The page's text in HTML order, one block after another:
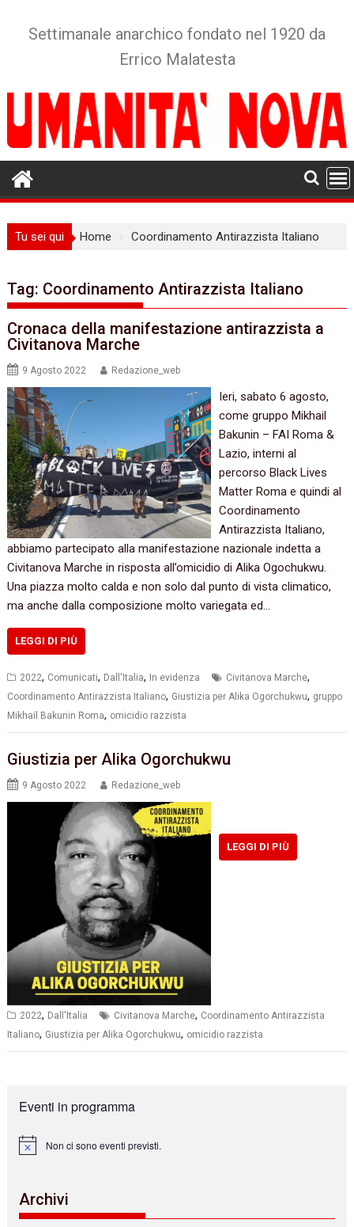
Settimanale anarchico fondato nel 1920 da
Errico Malatesta
Tu sei qui Home Coordinamento Antirazzista Italiano
Tag: Coordinamento Antirazzista Italiano
Cronaca della manifestazione antirazzista a
Civitanova Marche
9 Agosto 2022 Redazione_web
Ieri, sabato 6 agosto,
come gruppo Mikhail
Bakunin – FAI Roma &
Lazio, interni al
percorso Black Lives
Matter Roma e quindi al
Coordinamento
Antirazzista Italiano,
abbiamo partecipato alla manifestazione nazionale indetta a
Civitanova Marche in risposta all’omicidio di Alika Ogochukwu.
Una piazza molto calda e non solo dal punto di vista climatico,
ma anche dalla composizione molto variegata ed…
LEGGI DI PIÙ
2022, Comunicati, Dall'Italia, In evidenza Civitanova Marche,
Coordinamento Antirazzista Italiano, Giustizia per Alika Ogorchukwu, gruppo
Mikhail Bakunin Roma, omicidio razzista
Giustizia per Alika Ogorchukwu
9 Agosto 2022 Redazione_web
LEGGI DI PIÙ
2022, Dall'Italia Civitanova Marche, Coordinamento Antirazzista
Italiano, Giustizia per Alika Ogorchukwu, omicidio razzista
Eventi in programma
N
c
e
Non ci sono eventi previsti.
Archivi